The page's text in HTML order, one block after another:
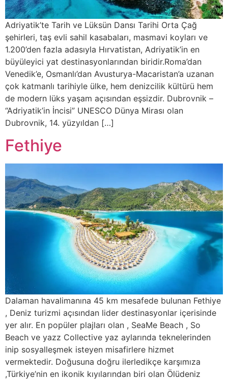
Adriyatik’te Tarih ve Lüksün Dansı Tarihi Orta Çağ
şehirleri, taş evli sahil kasabaları, masmavi koyları ve
1.200’den fazla adasıyla Hırvatistan, Adriyatik’in en
büyüleyici yat destinasyonlarından biridir.Roma’dan
Venedik’e, Osmanlı’dan Avusturya-Macaristan’a uzanan
çok katmanlı tarihiyle ülke, hem denizcilik kültürü hem
de modern lüks yaşam açısından eşsizdir. Dubrovnik –
“Adriyatik’in İncisi” UNESCO Dünya Mirası olan
Dubrovnik, 14. yüzyıldan […]
Fethiye
Dalaman havalimanına 45 km mesafede bulunan Fethiye
, Deniz turizmi açısından lider destinasyonlar içerisinde
yer alır. En popüler plajları olan , SeaMe Beach , So
Beach ve yazz Collective yaz aylarında teknelerinden
inip sosyalleşmek isteyen misafirlere hizmet
vermektedir. Doğusuna doğru ilerledikçe karşımıza
,Türkiye’nin en ikonik kıyılarından biri olan Ölüdeniz